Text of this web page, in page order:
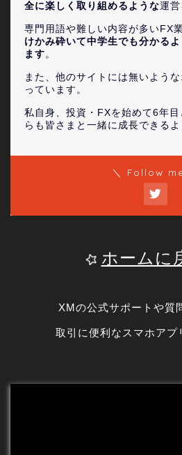
全に楽しく取り組めるような運営
専門用語や難しい内容が多いFX
けかみ砕いて中学生でも分かる
ます。
また、他のサイトには無いよう
っています。
私自身、投資・FXを始めて6年
らも皆さまと一緒に成長できるよ
＼ Follow
ホームに
XMの公式サポートや質
取引に便利なスマホアプ